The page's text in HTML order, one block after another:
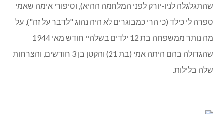
שהתגלגלה לניו-יורק לפני המלחמה ההיא), וסיפורי אימה שאמי
ספרה לי כילד (כי הרי כמבוגרים לא היה נהוג "לדבר על זה"), על
מה נותר ממשפחה בת 12 ילדים בשלהיי חודש מאי 1944
שהגדולה בהם היתה אמי (בת 21) והקטן בן 3 חודשים, והצרחות
שלה בלילות.